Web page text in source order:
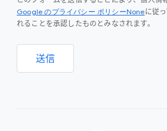
Google のプライバシー ポリシーNoneに従
れることを承認したものとみなされます。
送信